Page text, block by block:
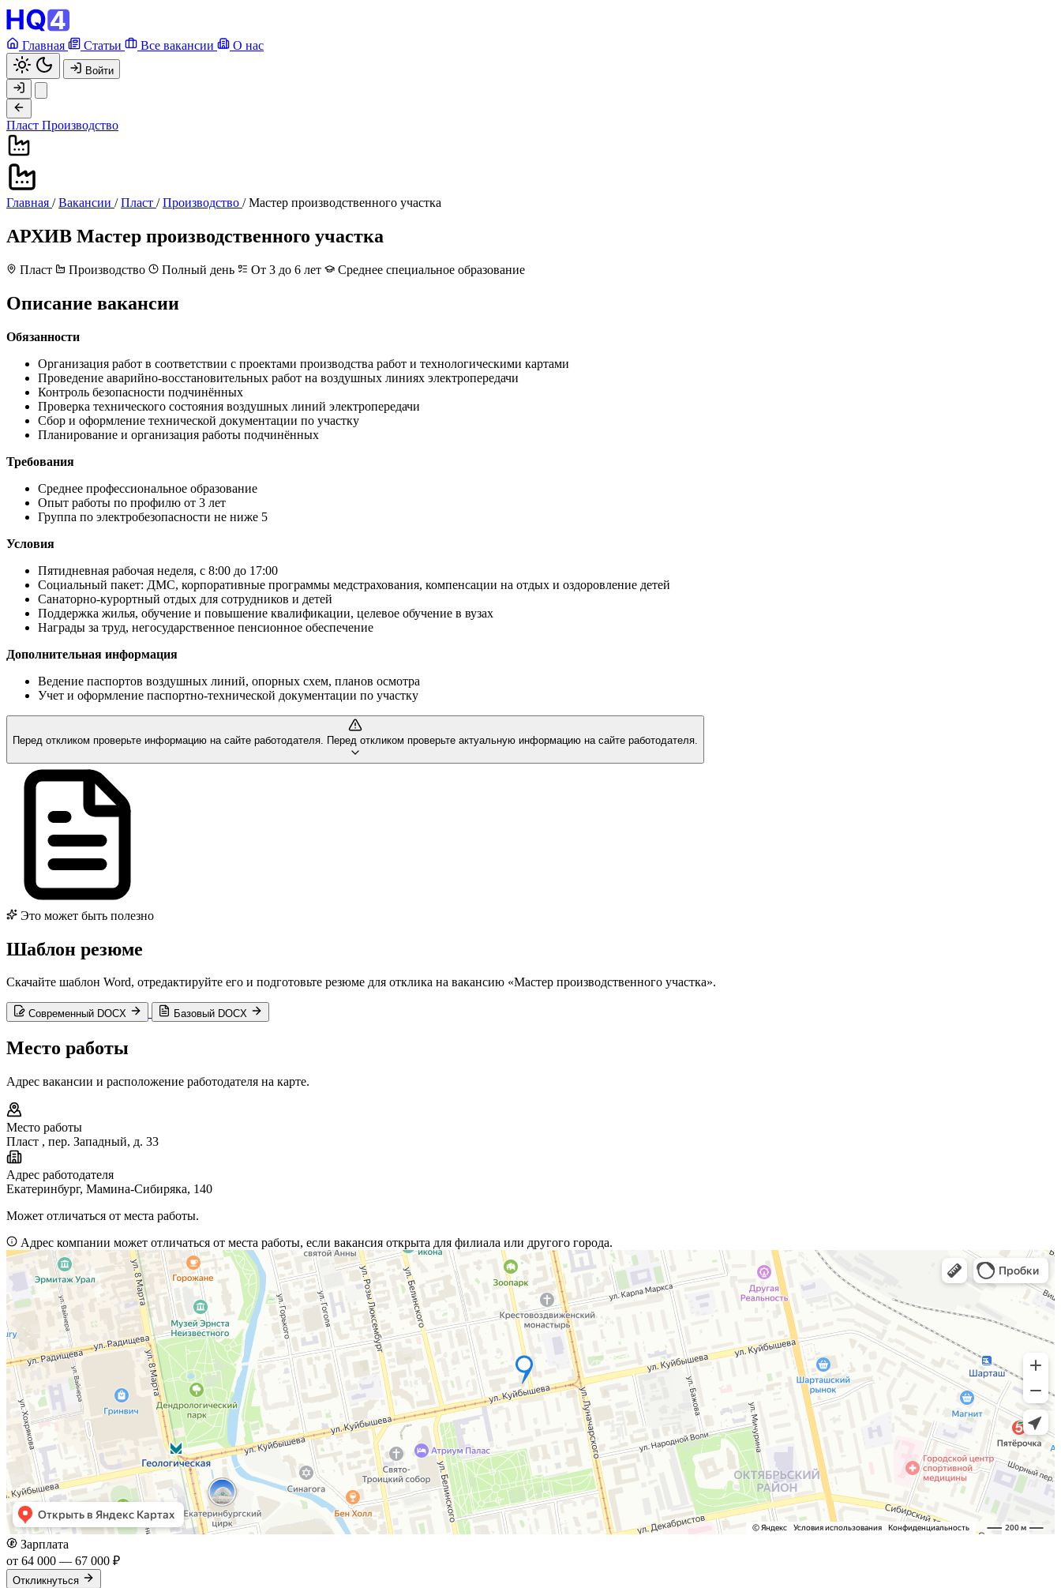
Главная Статьи Все вакансии О нас
Войти
Пласт Производство
Главная / Вакансии / Пласт / Производство / Мастер производственного участка
АРХИВ Мастер производственного участка
Пласт Производство Полный день От 3 до 6 лет Среднее специальное образование
Описание вакансии
Обязанности
Организация работ в соответствии с проектами производства работ и технологическими картами
Проведение аварийно-восстановительных работ на воздушных линиях электропередачи
Контроль безопасности подчинённых
Проверка технического состояния воздушных линий электропередачи
Сбор и оформление технической документации по участку
Планирование и организация работы подчинённых
Требования
Среднее профессиональное образование
Опыт работы по профилю от 3 лет
Группа по электробезопасности не ниже 5
Условия
Пятидневная рабочая неделя, с 8:00 до 17:00
Социальный пакет: ДМС, корпоративные программы медстрахования, компенсации на отдых и оздоровление детей
Санаторно-курортный отдых для сотрудников и детей
Поддержка жилья, обучение и повышение квалификации, целевое обучение в вузах
Награды за труд, негосударственное пенсионное обеспечение
Дополнительная информация
Ведение паспортов воздушных линий, опорных схем, планов осмотра
Учет и оформление паспортно-технической документации по участку
Перед откликом проверьте информацию на сайте работодателя. Перед откликом проверьте актуальную информацию на сайте работодателя.
Это может быть полезно
Шаблон резюме
Скачайте шаблон Word, отредактируйте его и подготовьте резюме для отклика на вакансию «Мастер производственного участка».
Современный DOCX Базовый DOCX
Место работы
Адрес вакансии и расположение работодателя на карте.
Место работы
Пласт , пер. Западный, д. 33
Адрес работодателя
Екатеринбург, Мамина-Сибиряка, 140
Может отличаться от места работы.
Адрес компании может отличаться от места работы, если вакансия открыта для филиала или другого города.
Зарплата
от 64 000 — 67 000 ₽
Откликнуться